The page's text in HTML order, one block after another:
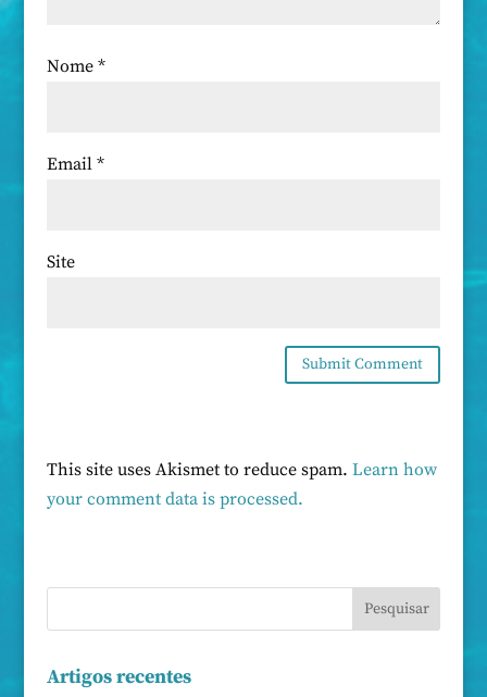
Nome *
Email *
Site
This site uses Akismet to reduce spam. Learn how
your comment data is processed.
Artigos recentes